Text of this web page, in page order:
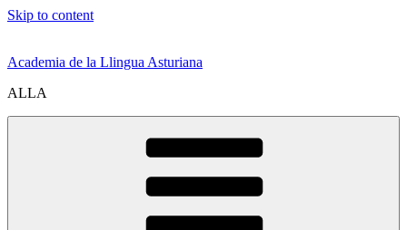
Skip to content
Academia de la Llingua Asturiana
ALLA